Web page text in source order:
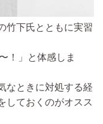
竹下氏とともに実習
！」と体感しま
なときに対処する経
しておくのがオスス